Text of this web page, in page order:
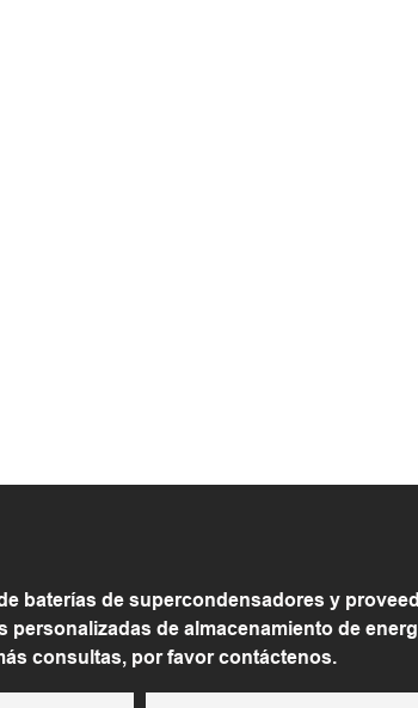
baterías de supercondensadores y
personalizadas de almacenamiento de
consultas, por favor contáctenos.